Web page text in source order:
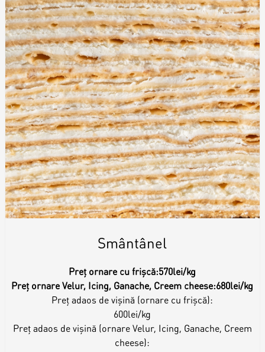
Smântânel
Preț ornare cu frișcă:570lei/kg
Preț ornare Velur, Icing, Ganache, Creem cheese:680lei/kg
Preț adaos de vișină (ornare cu frișcă):
600lei/kg
Preț adaos de vișină (ornare Velur, Icing, Ganache, Creem
cheese):